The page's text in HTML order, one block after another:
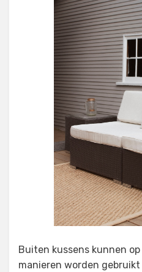
Buiten kussens kunnen
manieren worden